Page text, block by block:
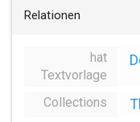
Relationen
hat
Textvorlage
Collections